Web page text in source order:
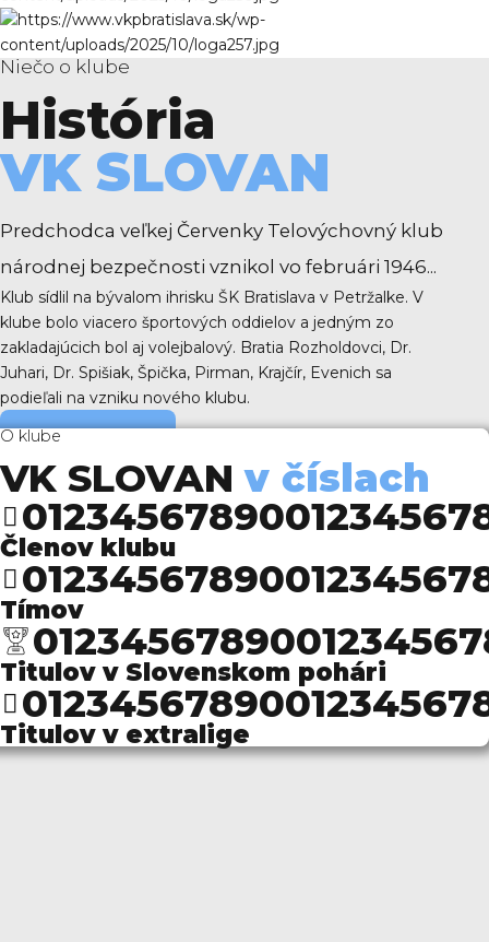
Niečo o klube
História
VK SLOVAN
Predchodca veľkej Červenky Telovýchovný klub
národnej bezpečnosti vznikol vo februári 1946...
Klub sídlil na bývalom ihrisku ŠK Bratislava v Petržalke. V
klube bolo viacero športových oddielov a jedným zo
zakladajúcich bol aj volejbalový. Bratia Rozholdovci, Dr.
Juhari, Dr. Spišiak, Špička, Pirman, Krajčír, Evenich sa
podieľali na vzniku nového klubu.
čítať viac
O klube
VK SLOVANv číslach
0123456789001234567
Členov klubu
0123456789001234567
Tímov
0123456789001234567
Titulov v Slovenskom pohári
0123456789001234567
Titulov v extralige